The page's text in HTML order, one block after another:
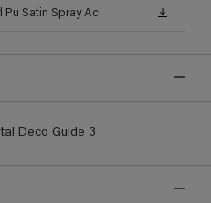
Pu Satin Spray Ac
Deco Guide 3